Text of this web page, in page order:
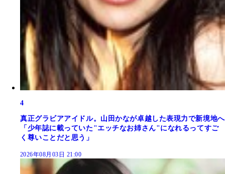
4
真正グラビアアイドル。山田かなが卓越した表現力で新境地へ
「少年誌に載っていた"エッチなお姉さん"になれるってすご
く尊いことだと思う」
2026年08月03日 21:00